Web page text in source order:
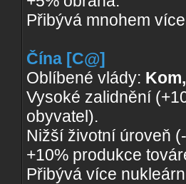
Přibývá mnohem
Čína [C@]
Oblíbené vlády:
Vysoké zalidnění
obyvatel).
Nižší životní úroveň
+10% produkce
Přibývá více